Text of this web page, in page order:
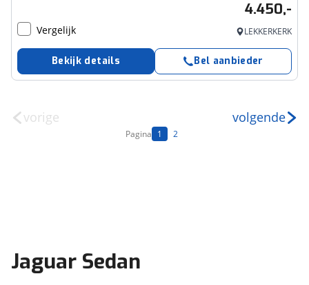
4.450,-
Vergelijk LEKKERKERK
Bekijk details Bel aanbieder
vorige
Pagina 1 2
volgende
Jaguar Sedan